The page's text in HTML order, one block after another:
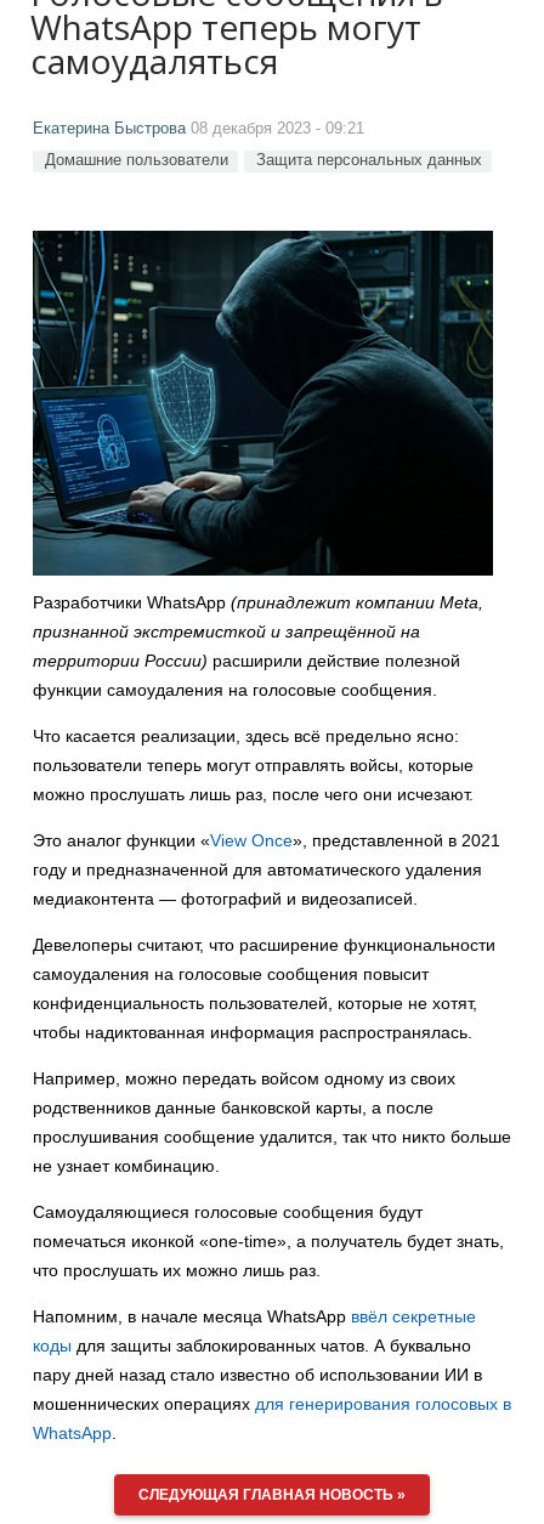
WhatsApp теперь могут
самоудаляться
Екатерина Быстрова08 декабря 2023 - 09:21
Домашние пользователи Защита персональных данных
Разработчики WhatsApp (принадлежит компании Meta,
признанной экстремисткой и запрещённой на
территории России) расширили действие полезной
функции самоудаления на голосовые сообщения.
Что касается реализации, здесь всё предельно ясно:
пользователи теперь могут отправлять войсы, которые
можно прослушать лишь раз, после чего они исчезают.
Это аналог функции «View Once», представленной в 2021
году и предназначенной для автоматического удаления
медиаконтента — фотографий и видеозаписей.
Девелоперы считают, что расширение функциональности
самоудаления на голосовые сообщения повысит
конфиденциальность пользователей, которые не хотят,
чтобы надиктованная информация распространялась.
Например, можно передать войсом одному из своих
родственников данные банковской карты, а после
прослушивания сообщение удалится, так что никто больше
не узнает комбинацию.
Самоудаляющиеся голосовые сообщения будут
помечаться иконкой «one-time», а получатель будет знать,
что прослушать их можно лишь раз.
Напомним, в начале месяца WhatsApp ввёл секретные
коды для защиты заблокированных чатов. А буквально
пару дней назад стало известно об использовании ИИ в
мошеннических операциях для генерирования голосовых в
WhatsApp.
СЛЕДУЮЩАЯ ГЛАВНАЯ НОВОСТЬ »